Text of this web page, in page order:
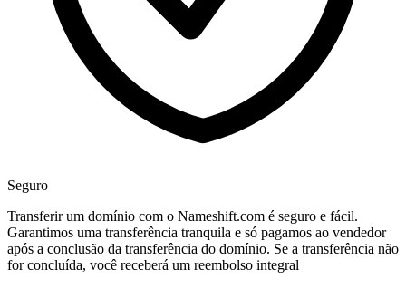
Seguro
Transferir um domínio com o Nameshift.com é seguro e fácil.
Garantimos uma transferência tranquila e só pagamos ao vendedor
após a conclusão da transferência do domínio. Se a transferência não
for concluída, você receberá um reembolso integral